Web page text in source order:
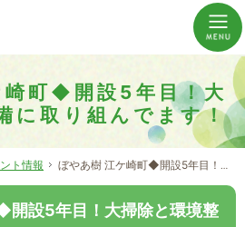
町◆開設5年目！大
に取り組んでます！
ものだけをご提供。介護のことならシェルパへ。
能型居宅介護ぼやあ樹
ト情報 ぼやあ樹 江ケ崎町◆開設5年目！大掃除と環境整備に取り組んでます！
開設5年目！大掃除と環境整